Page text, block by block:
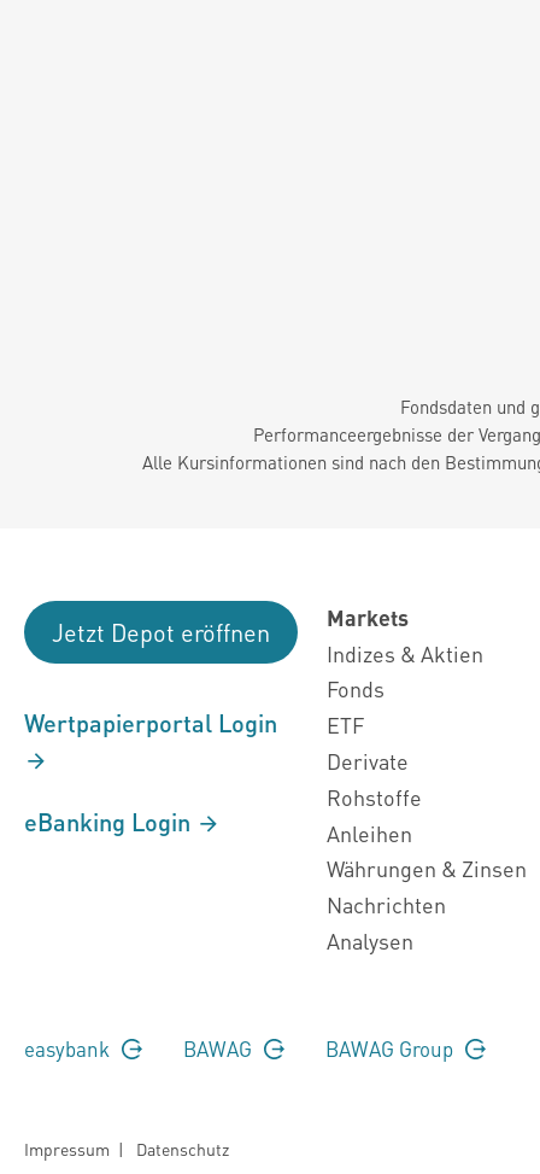
Fondsdaten und
Performanceergebnisse der
Alle Kursinformationen sind nach den
Jetzt Depot eröffnen
Wertpapierportal Login
eBanking Login
Markets
Indizes & Aktien
Fonds
ETF
Derivate
Rohstoffe
Anleihen
Währungen & Zinsen
Nachrichten
Analysen
easybank BAWAG BAWAG Group
Impressum | Datenschutz